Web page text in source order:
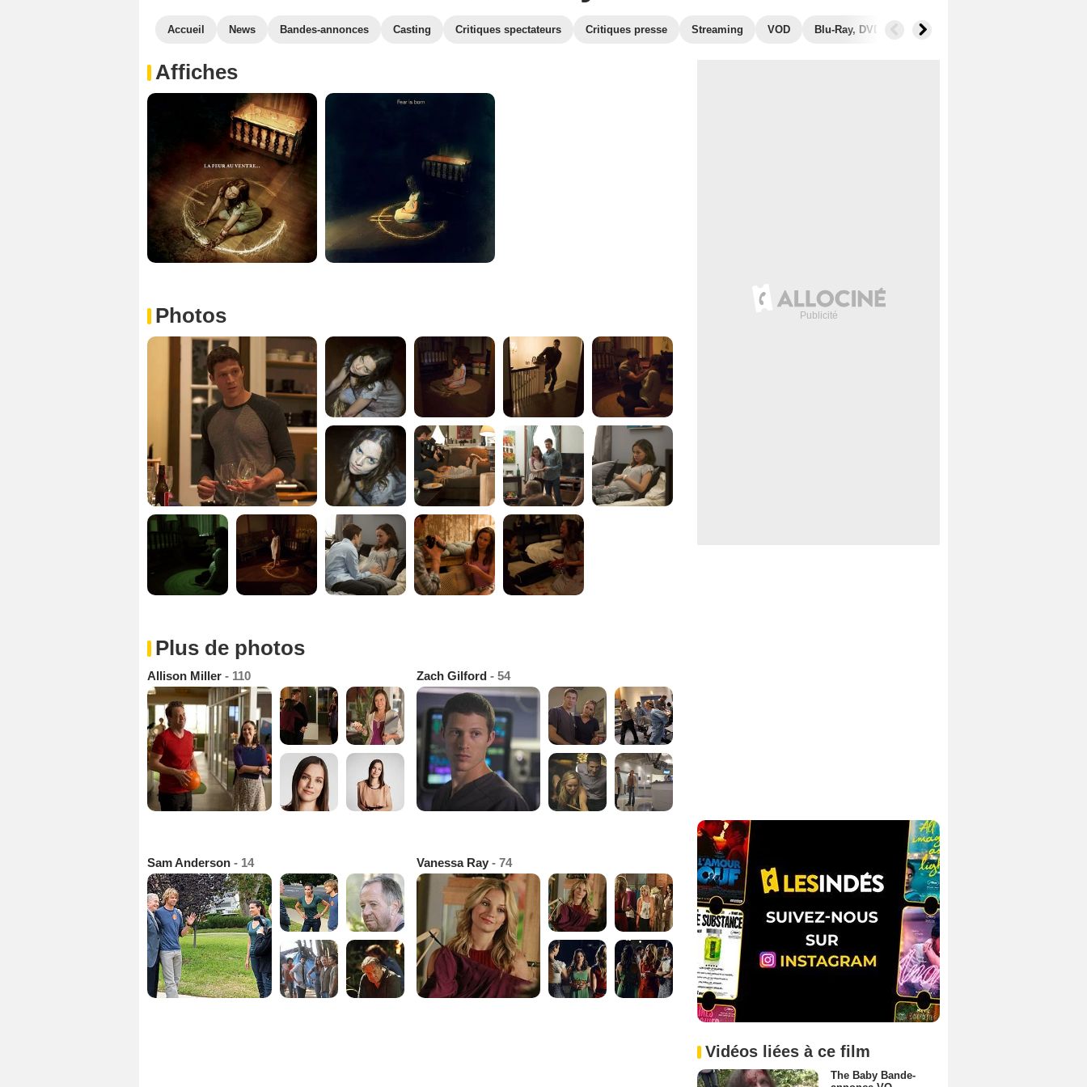
Accueil News Bandes-annonces Casting Critiques spectateurs Critiques presse Streaming VOD Blu-Ray, DVD Photos
Affiches
Photos
Plus de photos
Allison Miller - 110 Zach Gilford - 54
Sam Anderson - 14 Vanessa Ray - 74
Vidéos liées à ce film
The Baby Bande-